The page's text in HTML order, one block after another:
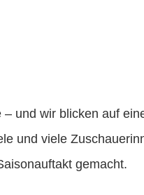
und wir blicken auf
und viele
gemacht.